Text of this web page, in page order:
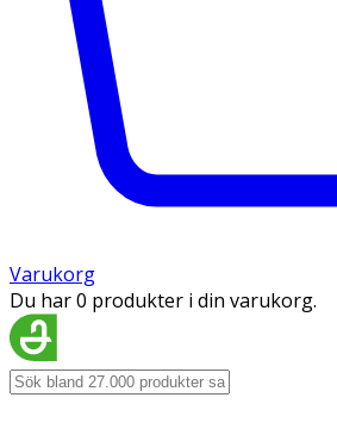
Varukorg
Du har 0 produkter i din varukorg.